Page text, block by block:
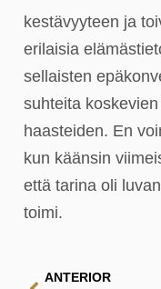
kestävyyteen ja
erilaisia
sellaisten
suhteita
haasteiden. En
kun käänsin
että tarina oli
toimi.
ANTERIOR